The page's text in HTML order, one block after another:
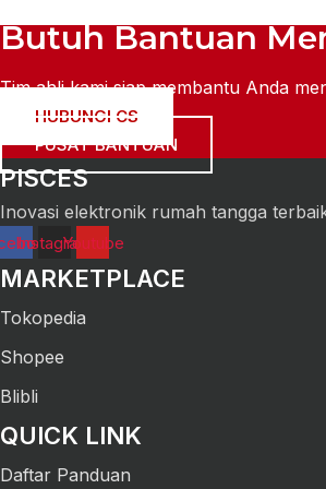
Butuh Bantuan
Tim ahli kami siap membantu Anda
HUBUNGI CS
PUSAT BANTUAN
PISCES
Inovasi elektronik rumah tangga
InstagramYoutube
MARKETPLACE
Tokopedia
Shopee
Blibli
QUICK LINK
Daftar Panduan